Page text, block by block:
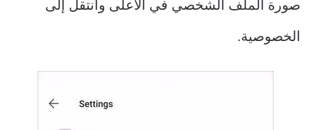
صورة الملف الشخصي في الأعلى وانتقل إلى
الخصوصية.